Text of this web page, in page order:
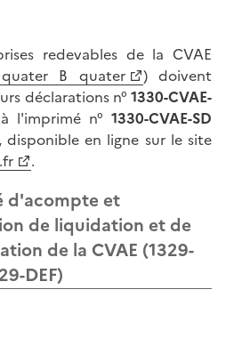
redevables de la CVAE
B quater
) doivent
déclarations n° 1330-CVAE-
l'imprimé n° 1330-CVAE-SD
disponible en ligne sur le site
.
d'acompte et
de liquidation et de
de la CVAE (1329-
DEF)